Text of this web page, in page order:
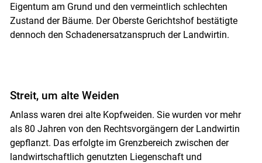
Eigentum am Grund und den vermeintlich schlechten
Zustand der Bäume. Der Oberste Gerichtshof bestätigte
dennoch den Schadenersatzanspruch der Landwirtin.
Streit, um alte Weiden
Anlass waren drei alte Kopfweiden. Sie wurden vor mehr
als 80 Jahren von den Rechtsvorgängern der Landwirtin
gepflanzt. Das erfolgte im Grenzbereich zwischen der
landwirtschaftlich genutzten Liegenschaft und